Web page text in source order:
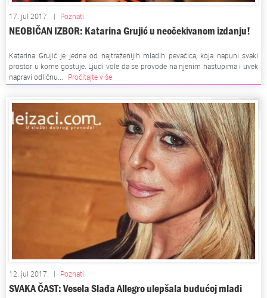
17. jul 2017. | Poznati
NEOBIČAN IZBOR: Katarina Grujić u neočekivanom izdanju!
Katarina Grujić je jedna od najtraženijih mladih pevačica, koja napuni svaki
prostor u kome gostuje. Ljudi vole da se provode na njenim nastupima i uvek
napravi odličnu...
Pročitajte više
12. jul 2017. | Poznati
SVAKA ČAST: Vesela Slađa Allegro ulepšala budućoj mladi